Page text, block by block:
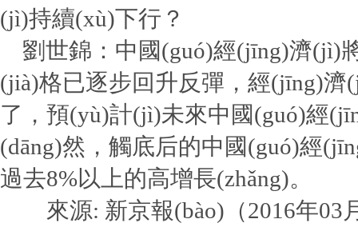
(jì)持續(xù)下行？
劉世錦：中國(guó)經(jīng)濟(jì)
(jià)格已逐步回升反彈，經(jīng)
了，預(yù)計(jì)未來中國(guó)經
(dāng)然，觸底后的中國(guó)經
過去8%以上的高增長(zhǎng)。
來源: 新京報(bào)（2016年03